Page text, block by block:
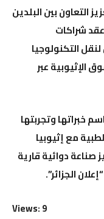
التعاون بين البلدين
شراكات
التكنولوجيا
الإثيوبية عبر
خبراتها وتجربتها
مع إثيوبيا
صناعة دوائية قارية
الجزائر”.
Views: 9